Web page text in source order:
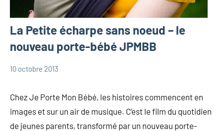
La Petite écharpe sans noeud – le
nouveau porte-bébé JPMBB
10 octobre 2013
Chez Je Porte Mon Bébé, les histoires commencent en
images et sur un air de musique. C’est le film du quotidien
de jeunes parents, transformé par un nouveau porte-